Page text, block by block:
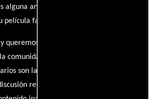
alguna anécdota personal que desees
película favorita en la que ha participado?
queremos escuchar tus pensamientos.
comunidad de admiradores y amantes
son la esencia de esta conversación.
respetuosa y constructiva.